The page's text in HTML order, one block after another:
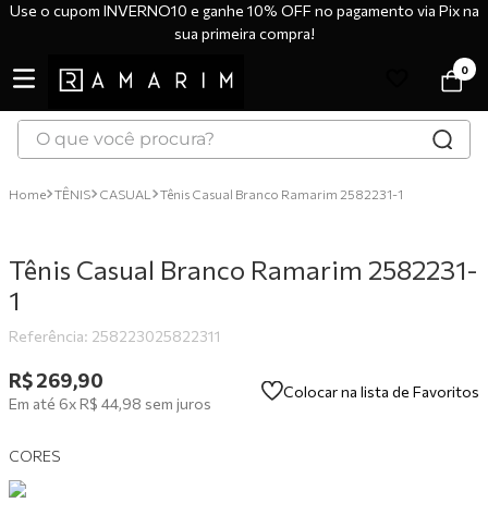
Use o cupom INVERNO10 e ganhe 10% OFF no pagamento via Pix na
sua primeira compra!
0
O que você procura?
TÊNIS CASUAL Tênis Casual Branco Ramarim 2582231-1
Tênis Casual Branco Ramarim 2582231-
1
Referência: 258223025822311
R$269,90
Em até 6xR$ 44,98 sem juros
Colocar na lista de Favoritos
CORES
TERMOS MAIS BUSCADOS
º
botas
6º
tênis casual